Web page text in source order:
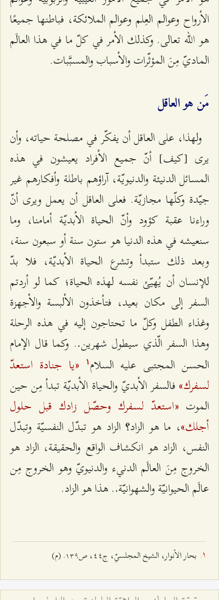
الأرواح وعوالم العِلم وعوالم الملائكة، فباطنها جميعًا
هو الله تعالى. وكذلك الأمر في كلّ ما في هذا العالَم
الماديّ مِنَ المؤثّرات والأسباب والمسبَّبات.
مَن هو العاقل
ولهذا، على العاقل أن يفكّر في مصلحة حياته، وأن
يرى [كيف] أنّ جميع الأفراد يعيشون في هذه
المسائل الدنيئة والدنيويّة، آراؤهم باطلة وأفكارهم غير
جيّدة وكلّها مجازيّة. فعلى العاقل أن يعمل ويرى أنّ
وراءنا عقبة كؤود وأنّ الحياة الأبديّة أمامنا، وما
سنعيشه في هذه الدنيا هو ستون سنة أو سبعون سنة،
وبعد ذلك ستبدأ وتشرع الحياة الأبديّة، فلا بدّ
للإنسان أن يُهيّئ نفسه لهذه الحياة؛ كما لو أردتم
السفر إلى مكان بعيد، فتأخذون الألبسة والأجهزة
وغذاء الطفل وكلّ ما تحتاجون إليه في هذه الرحلة
وهذا السفر الّذي سيطول شهرين.. وكما قال الإمام
الحسن المجتبى عليه السلام ۱
«يا جنادة استعدّ
لسفرك» فالسفر الأبديّ والحياة الأبديّة تبدأ مِن حين
الموت «استعدّ لسفرك وحصّل زادك قبل حلول
أجلك»، ما هو الزاد؟ الزاد هو تبدّل النفسيّة وتبدّل
النفس، الزاد هو انكشاف الواقع والحقيقة، الزاد هو
الخروج مِنَ العالَم الدنيء والدنيويّ وهو الخروج مِن
عالَم الحيوانيّة والشهوانيّة.. هذا هو الزاد.
بحار الأنوار، الشيخ المجلسيّ، ج٤٤، ص۱٣٩. (م)